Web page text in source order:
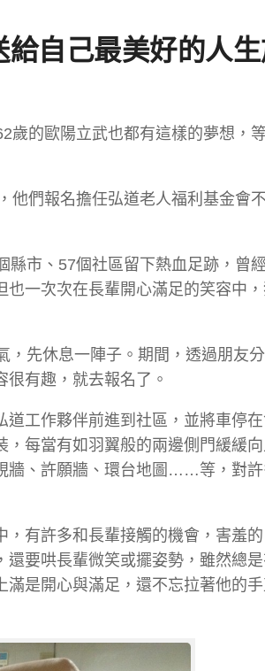
給自己最美好的人
歲的歐陽立武也都有這樣的夢想，
他們報名擔任弘道老人福利基金會
縣市、57個社區留下熱血足跡，曾
一次次在長輩開心滿足的笑容中
，先休息一陣子。期間，透過朋友
有趣，就去報名了。
工作夥伴前進到社區，並將車停
每當有如羽翼般的兩邊側門緩緩
牆、許願牆、環台地圖……等，對
有許多和長輩接觸的機會，害羞
要哄長輩微笑或擺姿勢，雖然總
是開心與滿足，還不忘拉著他的